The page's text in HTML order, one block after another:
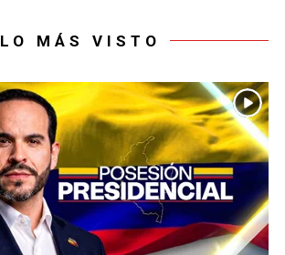
LO MÁS VISTO